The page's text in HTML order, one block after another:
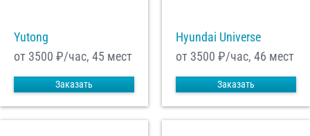
Yutong
от 3500 ₽/час, 45 мест
Заказать
Hyundai Universe
от 3500 ₽/час, 46 мест
Заказать